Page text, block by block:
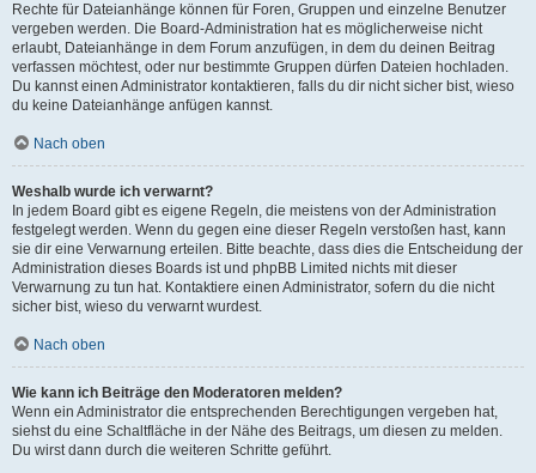
Rechte für Dateianhänge können für Foren, Gruppen und einzelne Benutzer
vergeben werden. Die Board-Administration hat es möglicherweise nicht
erlaubt, Dateianhänge in dem Forum anzufügen, in dem du deinen Beitrag
verfassen möchtest, oder nur bestimmte Gruppen dürfen Dateien hochladen.
Du kannst einen Administrator kontaktieren, falls du dir nicht sicher bist, wieso
du keine Dateianhänge anfügen kannst.
Nach oben
Weshalb wurde ich verwarnt?
In jedem Board gibt es eigene Regeln, die meistens von der Administration
festgelegt werden. Wenn du gegen eine dieser Regeln verstoßen hast, kann
sie dir eine Verwarnung erteilen. Bitte beachte, dass dies die Entscheidung der
Administration dieses Boards ist und phpBB Limited nichts mit dieser
Verwarnung zu tun hat. Kontaktiere einen Administrator, sofern du die nicht
sicher bist, wieso du verwarnt wurdest.
Nach oben
Wie kann ich Beiträge den Moderatoren melden?
Wenn ein Administrator die entsprechenden Berechtigungen vergeben hat,
siehst du eine Schaltfläche in der Nähe des Beitrags, um diesen zu melden.
Du wirst dann durch die weiteren Schritte geführt.